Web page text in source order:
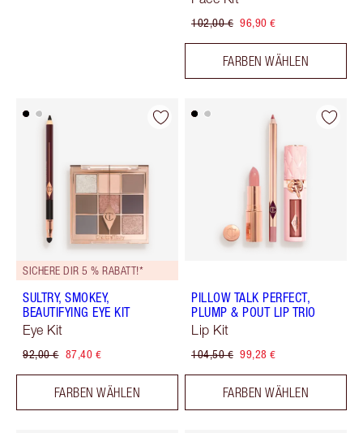
102,00 € 96,90 €
FARBEN WÄHLEN
SICHERE DIR 5 % RABATT!*
SULTRY, SMOKEY,
BEAUTIFYING EYE KIT
Eye Kit
92,00 € 87,40 €
FARBEN WÄHLEN
PILLOW TALK PERFECT,
PLUMP & POUT LIP TRIO
Lip Kit
104,50 € 99,28 €
FARBEN WÄHLEN